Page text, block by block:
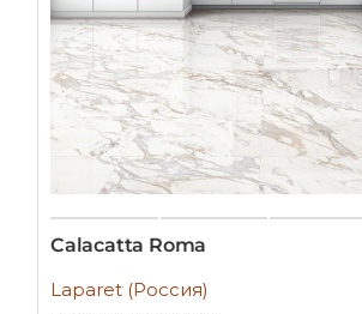
Calacatta Roma
Laparet (Россия)